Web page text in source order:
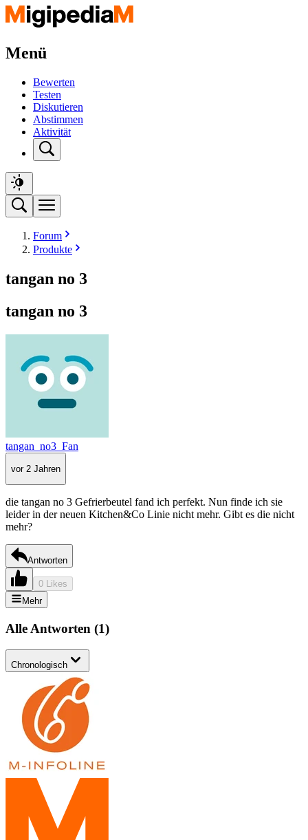
Menü
Bewerten
Testen
Diskutieren
Abstimmen
Aktivität
Forum
Produkte
tangan no 3
tangan no 3
tangan_no3_Fan
vor 2 Jahren
die tangan no 3 Gefrierbeutel fand ich perfekt. Nun finde ich sie
leider in der neuen Kitchen&Co Linie nicht mehr. Gibt es die nicht
mehr?
Antworten
0 Likes
Mehr
Alle Antworten (1)
Chronologisch